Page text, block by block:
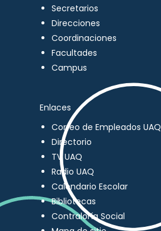
Secretarios
Direcciones
Coordinaciones
Facultades
Campus
Enlaces
Correo de Empleados UAQ
Directorio
TV UAQ
Radio UAQ
Calendario Escolar
Bibliotecas
Contraloría Social